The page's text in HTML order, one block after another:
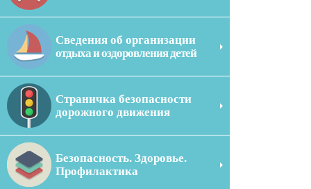
Сведения об организации
отдыха и оздоровления детей
Страничка безопасности
дорожного движения
Безопасность. Здоровье.
Профилактика